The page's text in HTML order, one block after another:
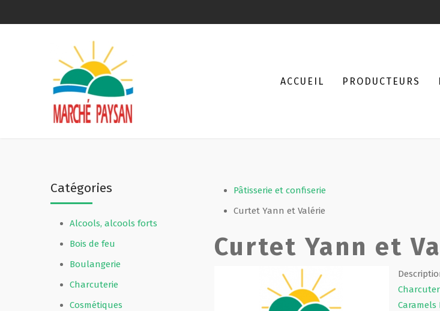
ACCUEIL PRODUCTEURS
Catégories
Alcools, alcools forts
Bois de feu
Boulangerie
Charcuterie
Cosmétiques
Pâtisserie et confiserie
Curtet Yann et Valérie
Curtet Yann et
Caramels
Qui sommes-nous ?
Devenir membre
Revue de presse
Guide de la vente directe